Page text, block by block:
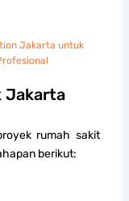
Jakarta untuk
Jakarta
rumah sakit
berikut: